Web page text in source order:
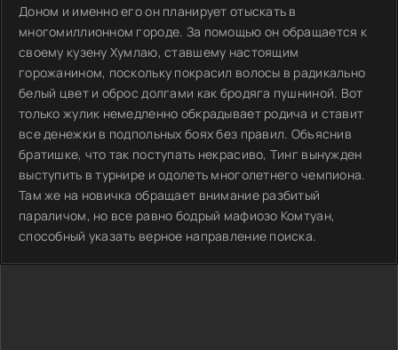
Доном и именно его он планирует отыскать в
многомиллионном городе. За помощью он обращается к
своему кузену Хумлаю, ставшему настоящим
горожанином, поскольку покрасил волосы в радикально
белый цвет и оброс долгами как бродяга пушниной. Вот
только жулик немедленно обкрадывает родича и ставит
все денежки в подпольных боях без правил. Объяснив
братишке, что так поступать некрасиво, Тинг вынужден
выступить в турнире и одолеть многолетнего чемпиона.
Там же на новичка обращает внимание разбитый
параличом, но все равно бодрый мафиозо Комтуан,
способный указать верное направление поиска.